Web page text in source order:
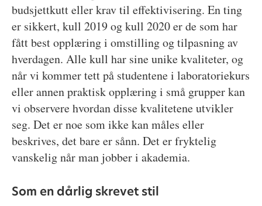
budsjettkutt eller krav til effektivisering. En ting
er sikkert, kull 2019 og kull 2020 er de som har
fått best opplæring i omstilling og tilpasning av
hverdagen. Alle kull har sine unike kvaliteter, og
når vi kommer tett på studentene i laboratoriekurs
eller annen praktisk opplæring i små grupper kan
vi observere hvordan disse kvalitetene utvikler
seg. Det er noe som ikke kan måles eller
beskrives, det bare er sånn. Det er fryktelig
vanskelig når man jobber i akademia.
Som en dårlig skrevet stil